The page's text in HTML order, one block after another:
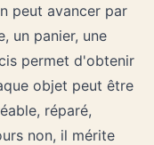
peut avancer par
un panier, une
permet d'obtenir
objet peut être
réparé,
non, il mérite